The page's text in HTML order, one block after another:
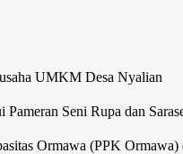
UMKM Desa Nyalian
Seni Rupa dan
Ormawa (PPK